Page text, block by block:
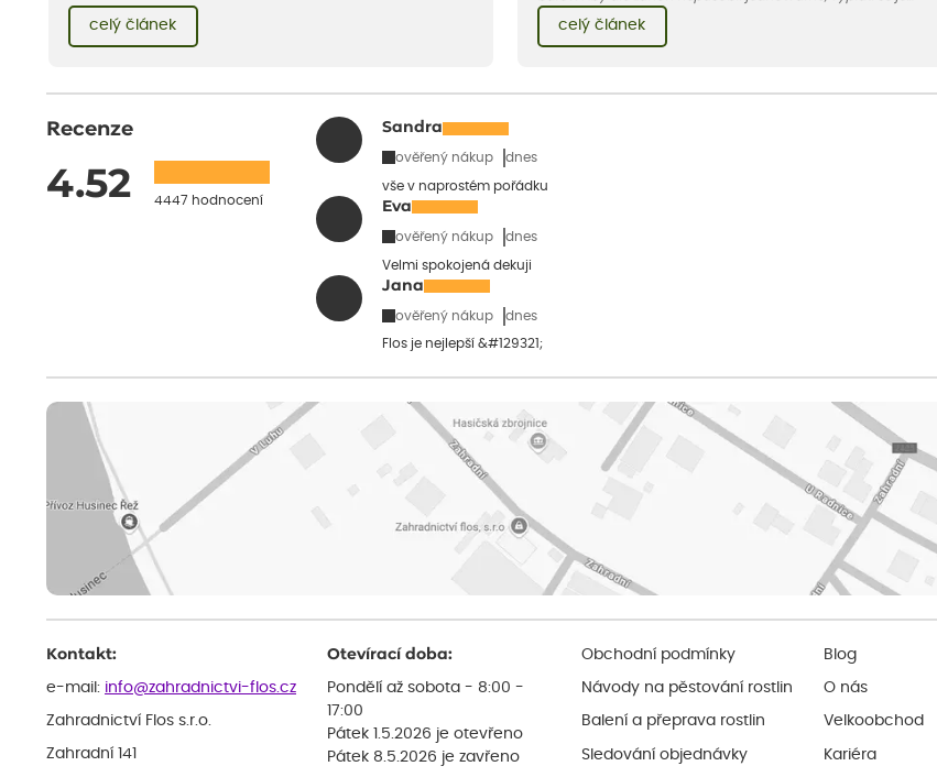
pro vás 11 tipů na odolné druhy, které zvládnou horké a suché
léto bez pravidelné zálivky. Pojďme se podívat, které to jsou.
celý článek
doplnit vhodnými sousedy. V dnešním článku vám ukážeme, s
jakými trvalkami a travinami denivky nejlépe ladí.
celý článek
Recenze
4.52 4447 hodnocení
Sandra
ověřený nákup dnes
vše v naprostém pořádku
Eva
ověřený nákup dnes
Velmi spokojená dekuji
Jana
ověřený nákup dnes
Flos je nejlepší &#129321;
Kontakt:
e-mail: info@zahradnictvi-flos.cz
Zahradnictví Flos s.r.o.
Zahradní 141
Otevírací doba:
Pondělí až sobota - 8:00 -
17:00
Pátek 1.5.2026 je otevřeno
Pátek 8.5.2026 je zavřeno
Obchodní podmínky
Návody na pěstování rostlin
Balení a přeprava rostlin
Sledování objednávky
Blog
O nás
Velkoobchod
Kariéra